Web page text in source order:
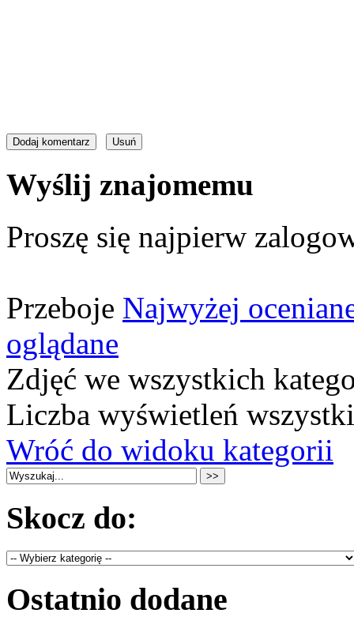
Wyślij znajomemu
Proszę się najpierw
Przeboje Najwyżej
oglądane
Zdjęć we wszystkich
Liczba wyświetleń
Wróć do widoku kategorii
Skocz do:
Ostatnio dodane